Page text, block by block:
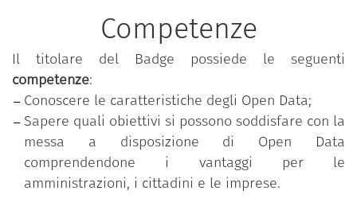
“Conoscere gli Open Data”
programma formativo“Competenze digitali per la
PA”, che mira a rafforzare le competenze digitali
comuni a tutti i dipendenti pubblici al fine di
accrescere la propensione complessiva al
cambiamento e all’innovazione nella pubblica
amministrazione.
Il programma è messo a disposizione gratuitamente
Competenze
Il titolare del Badge possiede le seguenti
competenze:
Conoscere le caratteristiche degli Open Data;
Sapere quali obiettivi si possono soddisfare con la
messa a disposizione di Open Data
comprendendone i vantaggi per le
amministrazioni, i cittadini e le imprese.